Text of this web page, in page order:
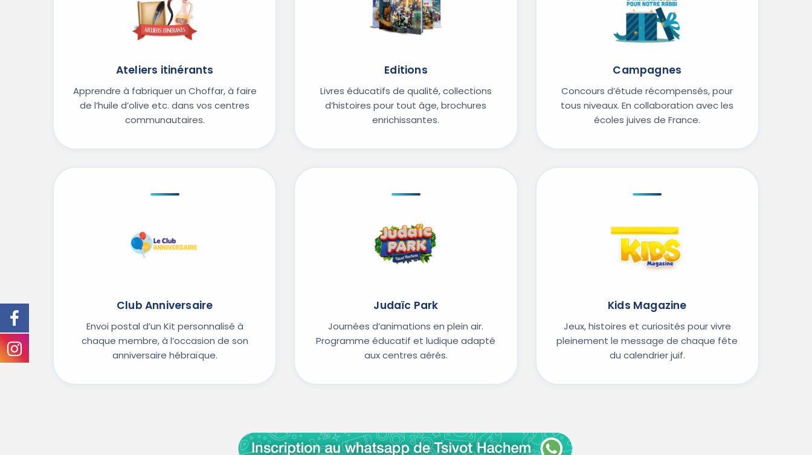
Ateliers itinérants
Apprendre à fabriquer un Choffar, à faire
de l’huile d’olive etc. dans vos centres
communautaires.
Editions
Livres éducatifs de qualité, collections
d’histoires pour tout âge, brochures
enrichissantes.
Campagnes
Concours d’étude récompensés, pour
tous niveaux. En collaboration avec les
écoles juives de France.
Club Anniversaire
Envoi postal d’un Kit personnalisé à
chaque membre, à l’occasion de son
anniversaire hébraïque.
Judaïc Park
Journées d’animations en plein air.
Programme éducatif et ludique adapté
aux centres aérés.
Kids Magazine
Jeux, histoires et curiosités pour vivre
pleinement le message de chaque fête
du calendrier juif.